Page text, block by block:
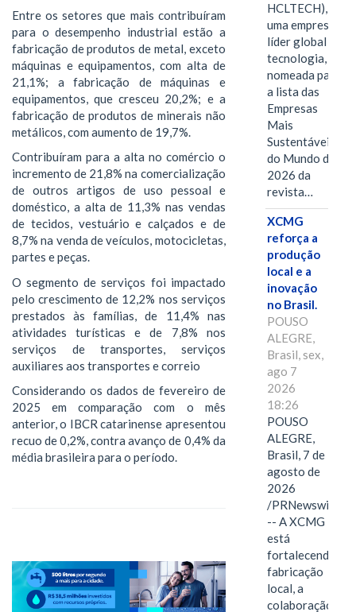
Entre os setores que mais contribuíram
para o desempenho industrial estão a
fabricação de produtos de metal, exceto
máquinas e equipamentos, com alta de
21,1%; a fabricação de máquinas e
equipamentos, que cresceu 20,2%; e a
fabricação de produtos de minerais não
metálicos, com aumento de 19,7%.
Contribuíram para a alta no comércio o
incremento de 21,8% na comercialização
de outros artigos de uso pessoal e
doméstico, a alta de 11,3% nas vendas
de tecidos, vestuário e calçados e de
8,7% na venda de veículos, motocicletas,
partes e peças.
O segmento de serviços foi impactado
pelo crescimento de 12,2% nos serviços
prestados às famílias, de 11,4% nas
atividades turísticas e de 7,8% nos
serviços de transportes, serviços
auxiliares aos transportes e correio
Considerando os dados de fevereiro de
2025 em comparação com o mês
anterior, o IBCR catarinense apresentou
recuo de 0,2%, contra avanço de 0,4% da
média brasileira para o período.
HCLTECH),
uma empresa
líder global em
tecnologia, foi
nomeada para
a lista das
Empresas
Mais
Sustentáveis
do Mundo de
2026 da
revista…
XCMG
reforça a
produção
local e a
inovação
no Brasil.
POUSO
ALEGRE,
Brasil, sex,
ago 7
2026
18:26
POUSO
ALEGRE,
Brasil, 7 de
agosto de
2026
/PRNewswire/
-- A XCMG
está
fortalecendo a
fabricação
local, a
colaboração